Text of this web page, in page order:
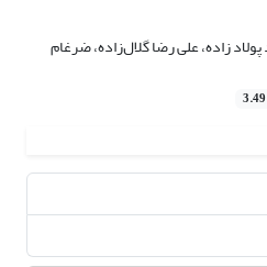
زاده، علی رضا گلال‌زاده، ضرغام